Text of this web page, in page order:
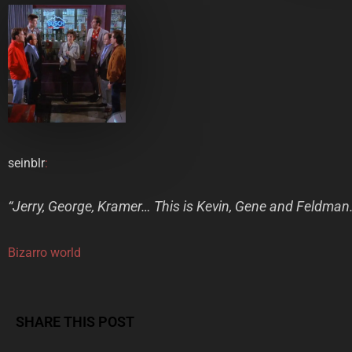
seinblr:
“Jerry, George, Kramer… This is Kevin, Gene and
Bizarro world
SHARE THIS POST